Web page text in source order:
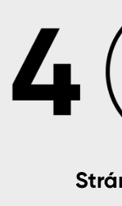
Aktuality
Reference
O společnosti
Dřevo
Plast,